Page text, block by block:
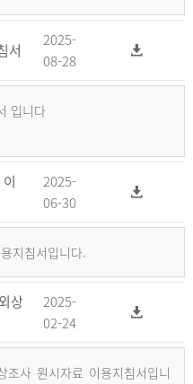
서
2025-
08-28
입니다
2025-
06-30
지침서입니다.
상
2025-
02-24
조사 원시자료 이용지침서입니